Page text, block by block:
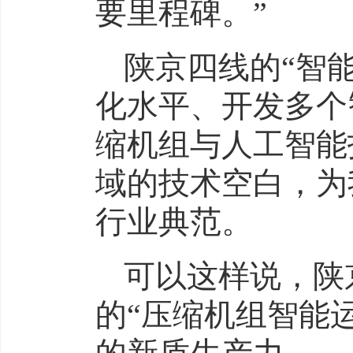
要里程碑。”
陕京四线的“智
化水平、开发多
缩机组与人工智
域的技术空白，
行业典范。
可以这样说，
的“压缩机组智能